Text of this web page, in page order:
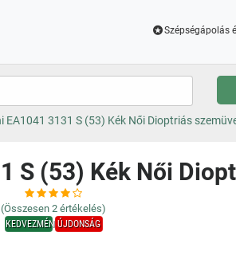
Szépségápolás
EA1041 3131 S (53) Kék Női Dioptriás
S (53) Kék Női
(Összesen 2 értékelés)
KEDVEZMÉNYÚJDONSÁG